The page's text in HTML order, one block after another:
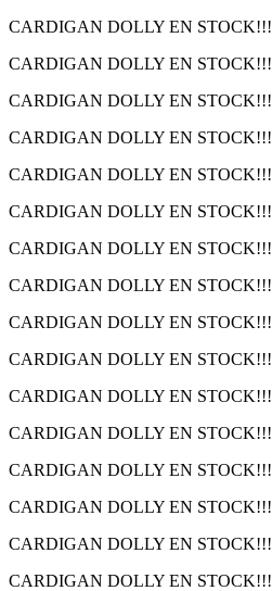
CARDIGAN DOLLY EN STOCK!!!
CARDIGAN DOLLY EN STOCK!!!
CARDIGAN DOLLY EN STOCK!!!
CARDIGAN DOLLY EN STOCK!!!
CARDIGAN DOLLY EN STOCK!!!
CARDIGAN DOLLY EN STOCK!!!
CARDIGAN DOLLY EN STOCK!!!
CARDIGAN DOLLY EN STOCK!!!
CARDIGAN DOLLY EN STOCK!!!
CARDIGAN DOLLY EN STOCK!!!
CARDIGAN DOLLY EN STOCK!!!
CARDIGAN DOLLY EN STOCK!!!
CARDIGAN DOLLY EN STOCK!!!
CARDIGAN DOLLY EN STOCK!!!
CARDIGAN DOLLY EN STOCK!!!
CARDIGAN DOLLY EN STOCK!!!